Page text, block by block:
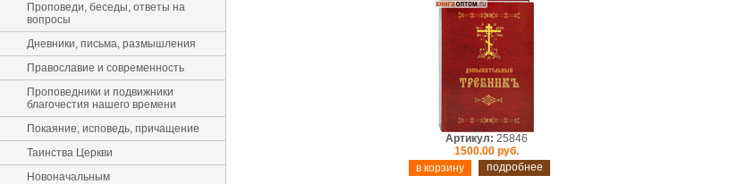
Проповеди, беседы, ответы на
вопросы
Дневники, письма, размышления
Православие и современность
Проповедники и подвижники
благочестия нашего времени
Покаяние, исповедь, причащение
Таинства Церкви
Новоначальным
Артикул: 25846
1500.00 руб.
подробнее